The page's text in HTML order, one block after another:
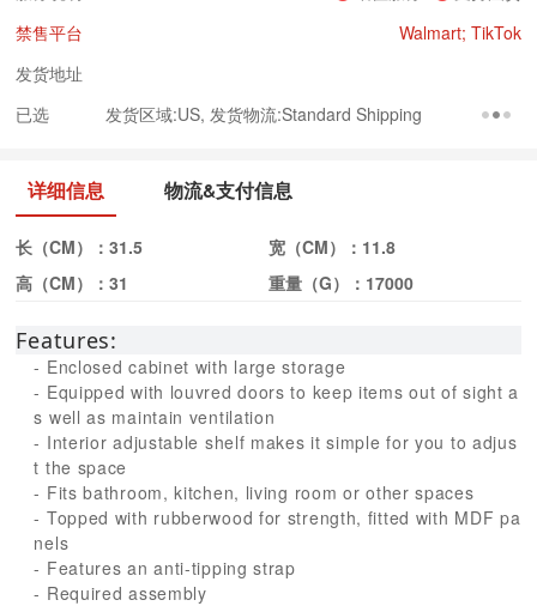
禁售平台
Walmart; TikTok
发货地址
已选
发货区域:US, 发货物流:Standard Shipping
详细信息 物流&支付信息
长（CM）：31.5 宽（CM）： 11.8
高（CM）：31 重量（G）： 17000
Features:
- Enclosed cabinet with large storage
- Equipped with louvred doors to keep items out of sight a
s well as maintain ventilation
- Interior adjustable shelf makes it simple for you to adjus
t the space
- Fits bathroom, kitchen, living room or other spaces
- Topped with rubberwood for strength, fitted with MDF pa
nels
- Features an anti-tipping strap
- Required assembly